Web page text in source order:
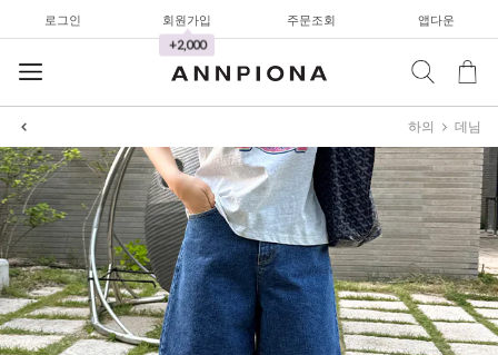
로그인
회원가입
+2,000
주문조회 앱다운
셔츠&블라우스
가디건/니트
와이드팬츠
하의 데님